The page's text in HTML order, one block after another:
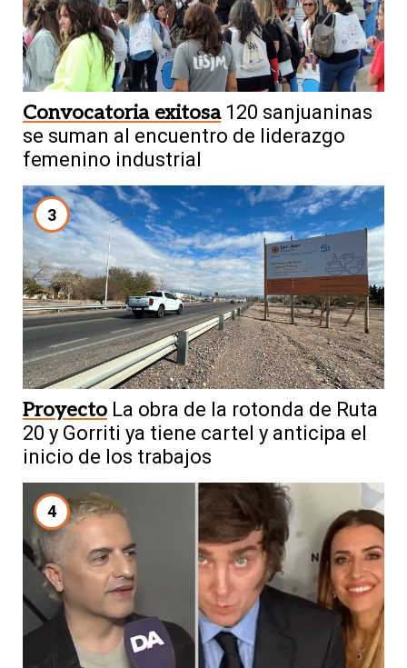
Convocatoria exitosa 120 sanjuaninas
se suman al encuentro de liderazgo
femenino industrial
3
Proyecto La obra de la rotonda de Ruta
20 y Gorriti ya tiene cartel y anticipa el
inicio de los trabajos
4